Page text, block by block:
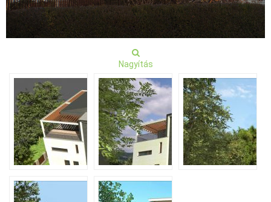
Nagyítás